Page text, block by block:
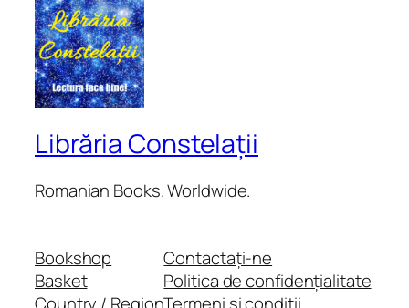
Librăria Constelații
Romanian Books. Worldwide.
Bookshop
Basket
Contactați-ne
Politica de confidențialitate